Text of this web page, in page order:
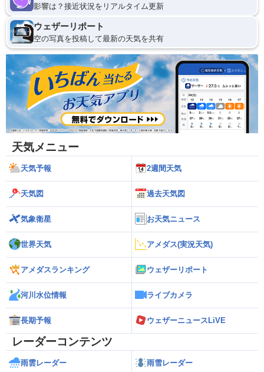
影響は？接近状況をリアルタイム更新
ウェザーリポート
空の写真を投稿して最新の天気を共有
天気メニュー
天気予報 2週間天気
天気図 過去天気図
気象衛星 お天気ニュース
世界天気 アメダス(実況天気)
アメダスランキング ウェザーリポート
河川水位情報 ライブカメラ
長期予報 ウェザーニュースLiVE
レーダーコンテンツ
雨雲レーダー 雨雪レーダー